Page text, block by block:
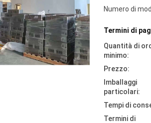
Numero di
Termini di
Quantità di
minimo:
Prezzo:
Imballaggi
particolari:
Tempi di
Termini di